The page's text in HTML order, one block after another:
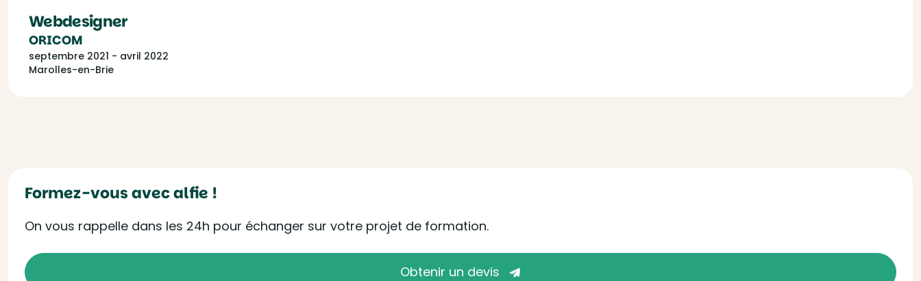
Webdesigner
ORICOM
septembre 2021 - avril 2022
Marolles-en-Brie
Formez-vous avec alfie !
On vous rappelle dans les 24h pour échanger sur votre projet de formation.
Obtenir un devis